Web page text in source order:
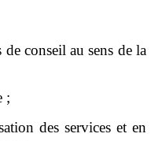
conseil au sens de la
;
des services et en